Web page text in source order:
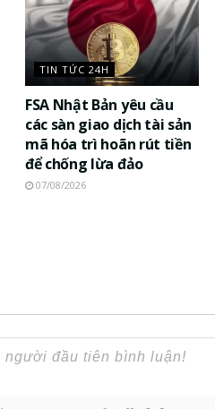
TIN TỨC 24H
FSA Nhật Bản yêu cầu
các sàn giao dịch tài sản
mã hóa trì hoãn rút tiền
để chống lừa đảo
07/08/2026